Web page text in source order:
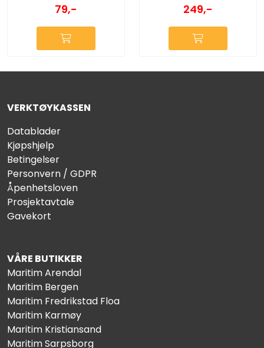
79,- 249,-
VERKTØYKASSEN
Datablader
Kjøpshjelp
Betingelser
Personvern / GDPR
Åpenhetsloven
Prosjektavtale
Gavekort
VÅRE BUTIKKER
Maritim Arendal
Maritim Bergen
Maritim Fredrikstad Floa
Maritim Karmøy
Maritim Kristiansand
Maritim Sarpsborg